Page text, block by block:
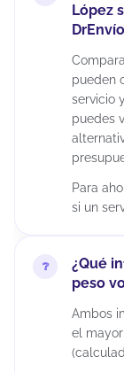
López
pueden
servicio
puedes
Para
si un
¿Qué
peso
Ambos
el